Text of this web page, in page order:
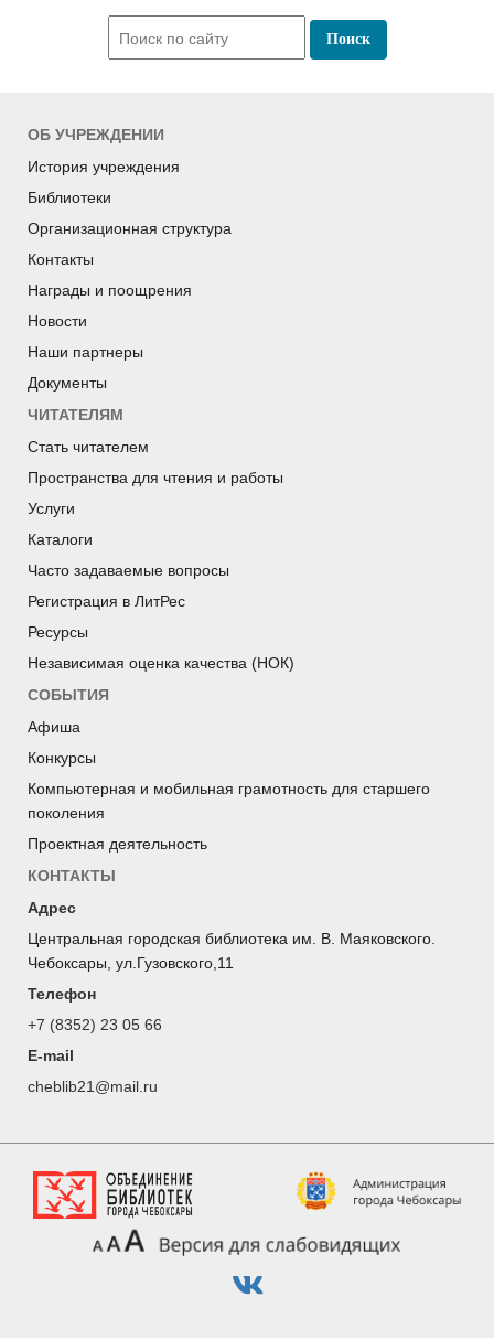
ОБ УЧРЕЖДЕНИИ
История учреждения
Библиотеки
Организационная структура
Контакты
Награды и поощрения
Новости
Наши партнеры
Документы
ЧИТАТЕЛЯМ
Стать читателем
Пространства для чтения и работы
Услуги
Каталоги
Часто задаваемые вопросы
Регистрация в ЛитРес
Ресурсы
Независимая оценка качества (НОК)
СОБЫТИЯ
Афиша
Конкурсы
Компьютерная и мобильная грамотность для старшего
поколения
Проектная деятельность
КОНТАКТЫ
Адрес
Центральная городская библиотека им. В. Маяковского.
Чебоксары, ул.Гузовского,11
Телефон
+7 (8352) 23 05 66
E-mail
cheblib21@mail.ru